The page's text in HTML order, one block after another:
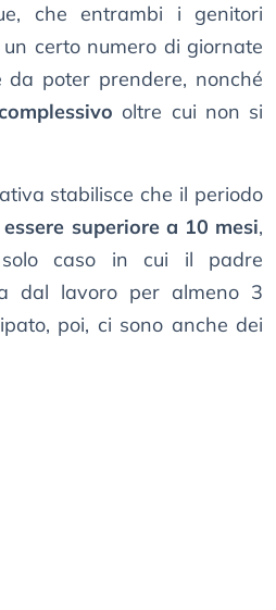
che entrambi i genitori
certo numero di giornate
poter prendere, nonché
oltre cui non si
stabilisce che il periodo
superiore a 10 mesi,
caso in cui il padre
dal lavoro per almeno 3
poi, ci sono anche dei